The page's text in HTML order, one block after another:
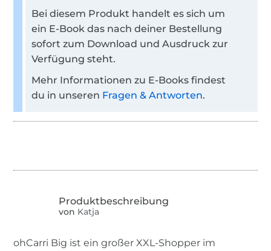
Bei diesem Produkt handelt es sich um
ein E-Book das nach deiner Bestellung
sofort zum Download und Ausdruck zur
Verfügung steht.
Mehr Informationen zu E-Books findest
du in unseren Fragen & Antworten.
von Katja
ohCarri Big ist ein großer XXL-Shopper im